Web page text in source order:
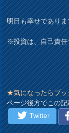
明日も幸せであり
※投資は、自己責任
★気になったらブッ
ページ後方でこの
Twitter